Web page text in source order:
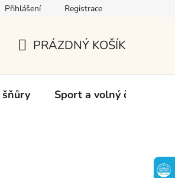
Přihlášení Registrace
KOŠÍK
PRÁZDNÝ KOŠÍK
šňůry Sport a volný čas